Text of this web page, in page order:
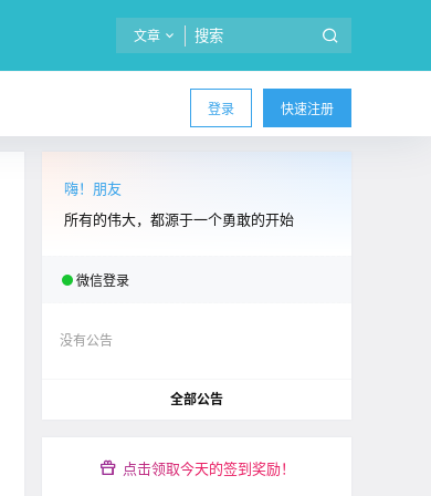
文章
登录 快速注册
嗨！朋友
所有的伟大，都源于一个勇敢的开始
微信登录
没有公告
全部公告
点击领取今天的签到奖励！